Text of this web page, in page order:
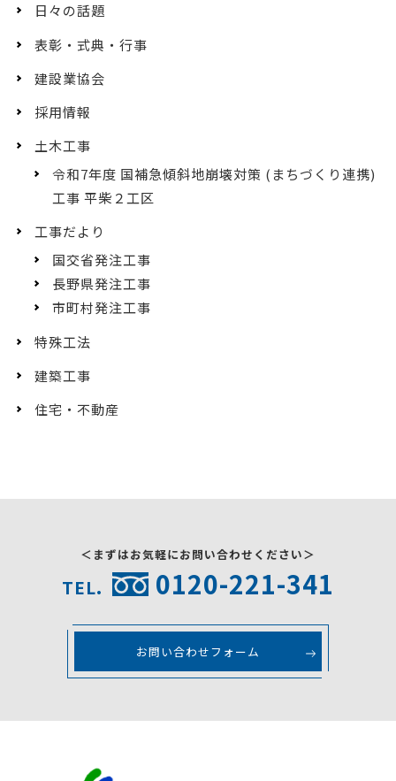
日々の話題
表彰・式典・行事
建設業協会
採用情報
土木工事
令和7年度 国補急傾斜地崩壊対策 (まちづくり連携)
工事 平柴２工区
工事だより
国交省発注工事
長野県発注工事
市町村発注工事
特殊工法
建築工事
住宅・不動産
＜まずはお気軽にお問い合わせください＞
TEL. 0120-221-341
お問い合わせフォーム